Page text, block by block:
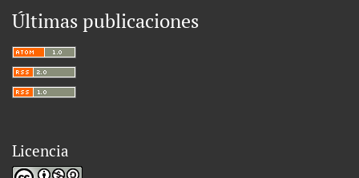
Últimas publicaciones
Licencia